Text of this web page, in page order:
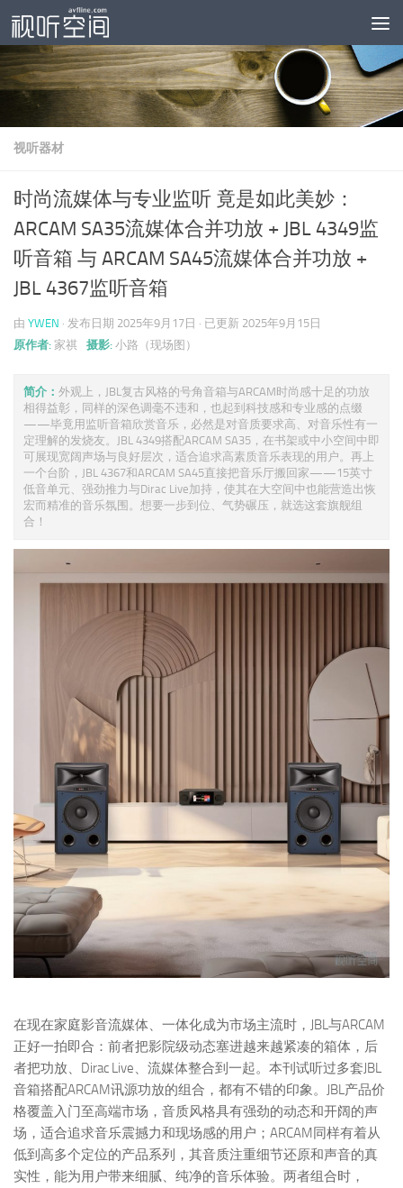
跳至内容
视听器材
时尚流媒体与专业监听 竟是如此美妙：
ARCAM SA35流媒体合并功放 + JBL 4349监
听音箱 与 ARCAM SA45流媒体合并功放 +
JBL 4367监听音箱
由 YWEN · 发布日期 2025年9月17日 · 已更新 2025年9月15日
原作者: 家祺 摄影: 小路（现场图）
简介： 外观上，JBL复古风格的号角音箱与ARCAM时尚感十足的功放
相得益彰，同样的深色调毫不违和，也起到科技感和专业感的点缀
——毕竟用监听音箱欣赏音乐，必然是对音质要求高、对音乐性有一
定理解的发烧友。JBL 4349搭配ARCAM SA35，在书架或中小空间中即
可展现宽阔声场与良好层次，适合追求高素质音乐表现的用户。再上
一个台阶，JBL 4367和ARCAM SA45直接把音乐厅搬回家——15英寸
低音单元、强劲推力与Dirac Live加持，使其在大空间中也能营造出恢
宏而精准的音乐氛围。想要一步到位、气势碾压，就选这套旗舰组
合！
在现在家庭影音流媒体、一体化成为市场主流时，JBL与ARCAM
正好一拍即合：前者把影院级动态塞进越来越紧凑的箱体，后
者把功放、Dirac Live、流媒体整合到一起。本刊试听过多套JBL
音箱搭配ARCAM讯源功放的组合，都有不错的印象。JBL产品价
格覆盖入门至高端市场，音质风格具有强劲的动态和开阔的声
场，适合追求音乐震撼力和现场感的用户；ARCAM同样有着从
低到高多个定位的产品系列，其音质注重细节还原和声音的真
实性，能为用户带来细腻、纯净的音乐体验。两者组合时，